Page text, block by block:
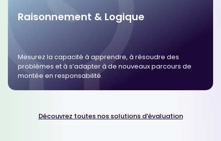
Raisonnement & Logique
Mesurez la capacité à apprendre, à résoudre des
problèmes et à s’adapter à de nouveaux parcours de
montée en responsabilité.
Découvrez toutes nos solutions d’évaluation